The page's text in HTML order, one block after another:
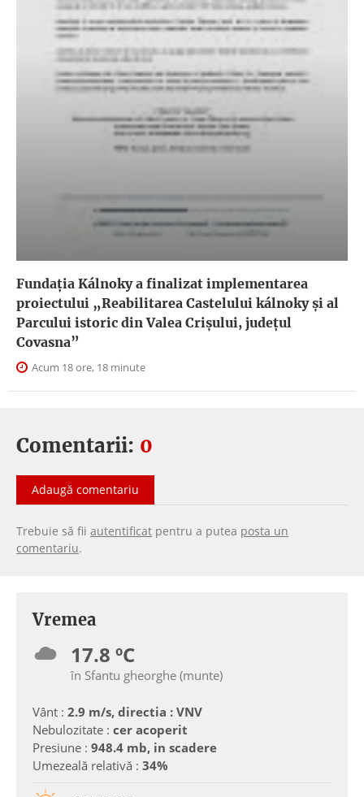
Fundația Kálnoky a finalizat implementarea
proiectului „Reabilitarea Castelului kálnoky și al
Parcului istoric din Valea Crișului, județul
Covasna”
Acum 18 ore, 18 minute
Comentarii: 0
Adaugă comentariu
Trebuie să fii autentificat pentru a putea posta un
comentariu.
Vremea
17.8 ºC
în Sfantu gheorghe (munte)
Vânt : 2.9 m/s, directia : VNV
Nebulozitate : cer acoperit
Presiune : 948.4 mb, in scadere
Umezeală relativă : 34%